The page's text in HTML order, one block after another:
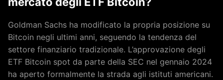
Goldman Sachs ha modificato la propria posizione su
Bitcoin negli ultimi anni, seguendo la tendenza del
settore finanziario tradizionale. L’approvazione degli
ETF Bitcoin spot da parte della SEC nel gennaio 2024
ha aperto formalmente la strada agli istituti americani.